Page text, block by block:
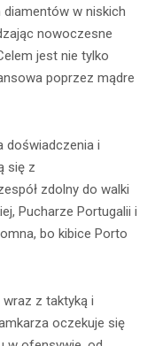
diamentów w niskich
nowoczesne
jest nie tylko
poprzez mądre
doświadczenia i
się z
zdolny do walki
Pucharze Portugalii i
bo kibice Porto
z taktyką i
oczekuje się